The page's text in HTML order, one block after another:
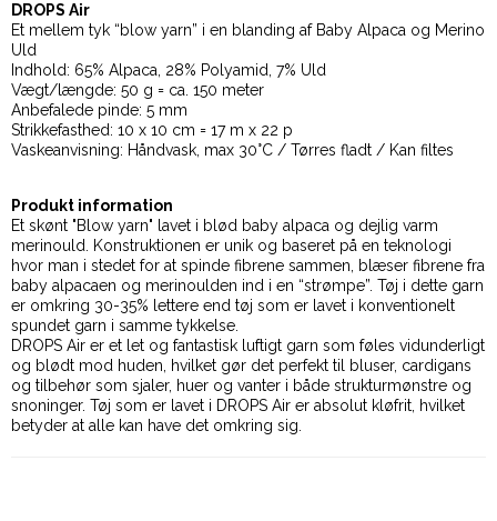
DROPS Air
Et mellem tyk “blow yarn” i en blanding af Baby Alpaca og Merino
Uld
Indhold: 65% Alpaca, 28% Polyamid, 7% Uld
Vægt/længde: 50 g = ca. 150 meter
Anbefalede pinde: 5 mm
Strikkefasthed: 10 x 10 cm = 17 m x 22 p
Vaskeanvisning: Håndvask, max 30°C / Tørres fladt / Kan filtes
Produkt information
Et skønt "Blow yarn" lavet i blød baby alpaca og dejlig varm
merinould. Konstruktionen er unik og baseret på en teknologi
hvor man i stedet for at spinde fibrene sammen, blæser fibrene fra
baby alpacaen og merinoulden ind i en “strømpe”. Tøj i dette garn
er omkring 30-35% lettere end tøj som er lavet i konventionelt
spundet garn i samme tykkelse.
DROPS Air er et let og fantastisk luftigt garn som føles vidunderligt
og blødt mod huden, hvilket gør det perfekt til bluser, cardigans
og tilbehør som sjaler, huer og vanter i både strukturmønstre og
snoninger. Tøj som er lavet i DROPS Air er absolut kløfrit, hvilket
betyder at alle kan have det omkring sig.